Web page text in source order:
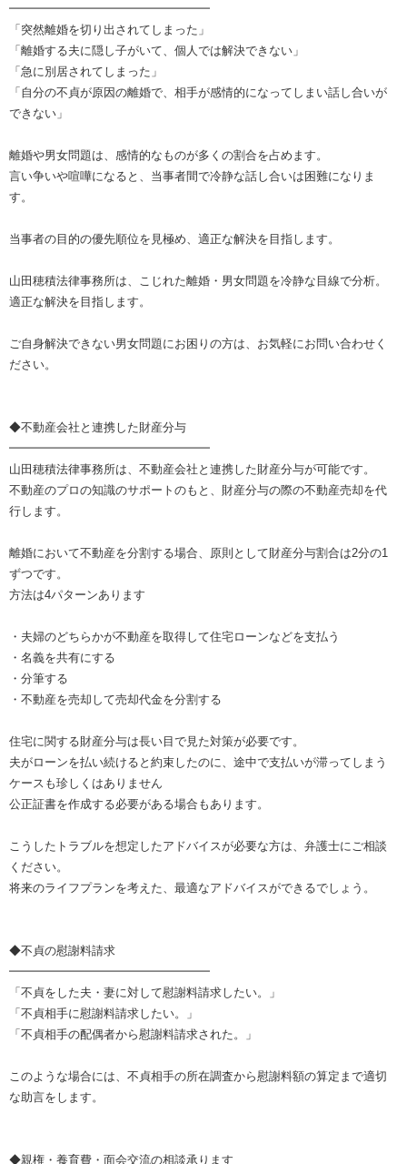
━━━━━━━━━━━━━━━━━
「突然離婚を切り出されてしまった」
「離婚する夫に隠し子がいて、個人では解決できない」
「急に別居されてしまった」
「自分の不貞が原因の離婚で、相手が感情的になってしまい話し合いが
できない」
離婚や男女問題は、感情的なものが多くの割合を占めます。
言い争いや喧嘩になると、当事者間で冷静な話し合いは困難になりま
す。
当事者の目的の優先順位を見極め、適正な解決を目指します。
山田穂積法律事務所は、こじれた離婚・男女問題を冷静な目線で分析。
適正な解決を目指します。
ご自身解決できない男女問題にお困りの方は、お気軽にお問い合わせく
ださい。
◆不動産会社と連携した財産分与
━━━━━━━━━━━━━━━━━
山田穂積法律事務所は、不動産会社と連携した財産分与が可能です。
不動産のプロの知識のサポートのもと、財産分与の際の不動産売却を代
行します。
離婚において不動産を分割する場合、原則として財産分与割合は2分の1
ずつです。
方法は4パターンあります
・夫婦のどちらかが不動産を取得して住宅ローンなどを支払う
・名義を共有にする
・分筆する
・不動産を売却して売却代金を分割する
住宅に関する財産分与は長い目で見た対策が必要です。
夫がローンを払い続けると約束したのに、途中で支払いが滞ってしまう
ケースも珍しくはありません
公正証書を作成する必要がある場合もあります。
こうしたトラブルを想定したアドバイスが必要な方は、弁護士にご相談
ください。
将来のライフプランを考えた、最適なアドバイスができるでしょう。
◆不貞の慰謝料請求
━━━━━━━━━━━━━━━━━
「不貞をした夫・妻に対して慰謝料請求したい。」
「不貞相手に慰謝料請求したい。」
「不貞相手の配偶者から慰謝料請求された。」
このような場合には、不貞相手の所在調査から慰謝料額の算定まで適切
な助言をします。
◆親権・養育費・面会交流の相談承ります